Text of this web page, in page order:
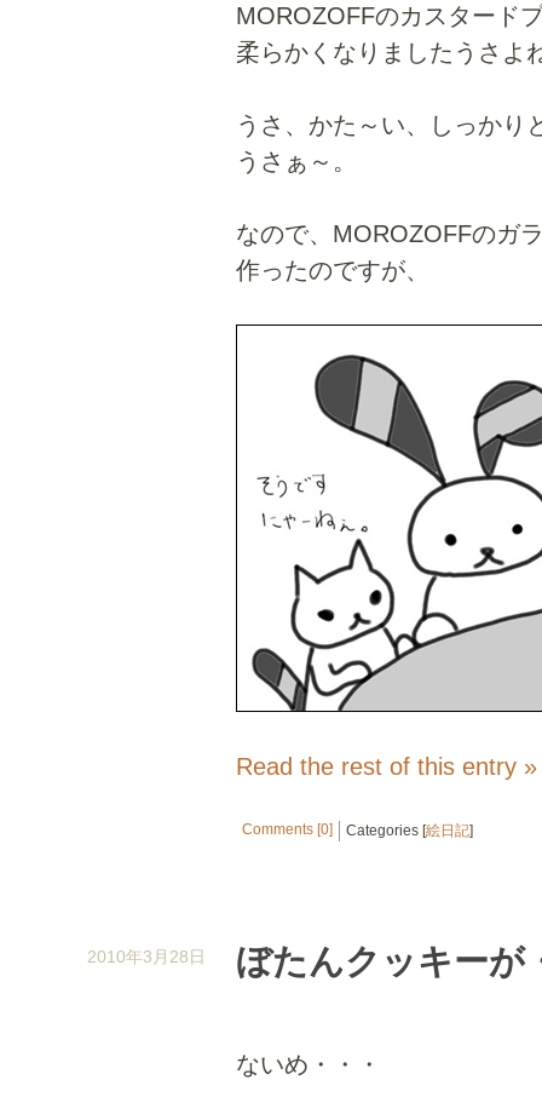
MOROZOFFのカスタード
柔らかくなりましたうさよ
うさ、かた～い、しっかり
うさぁ～。
なので、MOROZOFFのガ
作ったのですが、
Read the rest of this entry »
Comments [0] Categories [絵日記]
2010年3月28日 ぼたんクッキーが
ないめ・・・